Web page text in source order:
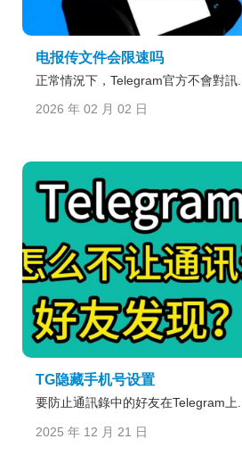
电报传文件会限速吗
正常情況下，Telegram官方不會對訊...
2026 年 02 月 02 日
TG隐藏手机号设置
要防止通訊錄中的好友在Telegram上...
2025 年 12 月 21 日